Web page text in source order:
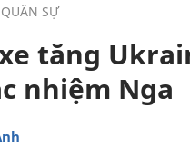
QUÂN SỰ
tăng
nhiệm Nga